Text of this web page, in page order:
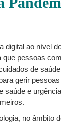
digital ao nível
pessoas
de
gerir
e
no